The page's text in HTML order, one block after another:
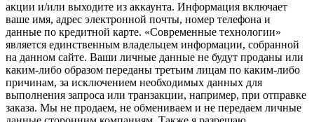
акции и/или выходите из аккаунта. Информация включает
ваше имя, адрес электронной почты, номер телефона и
данные по кредитной карте. «Современные технологии»
является единственным владельцем информации, собранной
на данном сайте. Ваши личные данные не будут проданы или
каким-либо образом переданы третьим лицам по каким-либо
причинам, за исключением необходимых данных для
выполнения запроса или транзакции, например, при отправке
заказа. Мы не продаем, не обмениваем и не передаем личные